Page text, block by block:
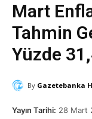
Mart
Tahmin
Yüzde
By Gazetebanka
Yayın Tarihi: 28 Mart